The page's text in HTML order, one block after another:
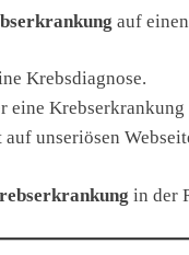
auf
Krebsdiagnose.
Krebserkrankung
unseriösen
in der